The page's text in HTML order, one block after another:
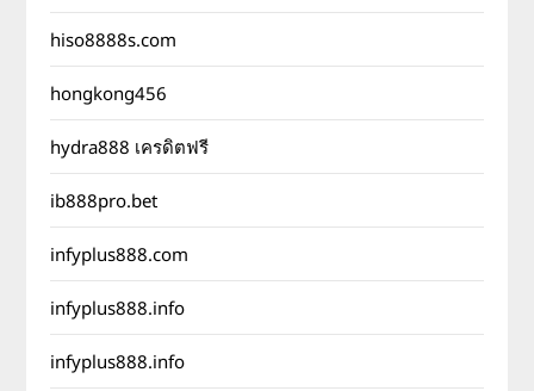
hiso8888s.com
hongkong456
hydra888 เครดิตฟรี
ib888pro.bet
infyplus888.com
infyplus888.info
infyplus888.info